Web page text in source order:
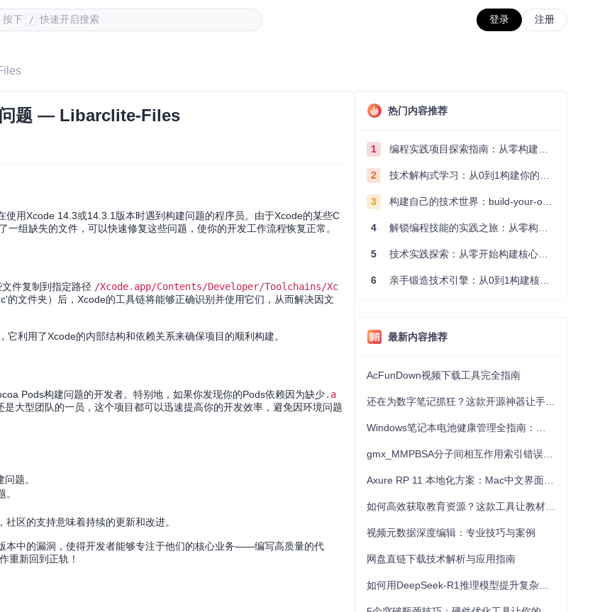
按下 / 快速开启搜索 登录 注册
问题 — Libarclite-Files
用Xcode 14.3或14.3.1版本时遇到构建问题的程序员。由于Xcode的某些C
组缺失的文件，可以快速修复这些问题，使你的开发工作流程恢复正常。
件复制到指定路径 /Xcode.app/Contents/Developer/Toolchains/Xc
的文件夹）后，Xcode的工具链将能够正确识别并使用它们，从而解决因文
利用了Xcode的内部结构和依赖关系来确保项目的顺利构建。
Pods构建问题的开发者。特别地，如果你发现你的Pods依赖因为缺少.a
大型团队的一员，这个项目都可以迅速提高你的开发效率，避免因环境问题
题。
区的支持意味着持续的更新和改进。
本中的漏洞，使得开发者能够专注于他们的核心业务——编写高质量的代
重新回到正轨！
热门内容推荐
1 编程实践项目探索指南：从零构建技术能力体系
2 技术解构式学习：从0到1构建你的编程知识体系
3 构建自己的技术世界：build-your-own-x项目的实践探索指南
4 解锁编程技能的实践之旅：从零构建你的技术世界
5 技术实践探索：从零开始构建核心系统的实践指南
6 亲手锻造技术引擎：从0到1构建核心系统的实践指南
最新内容推荐
AcFunDown视频下载工具完全指南
视频元数据深度编辑：专业技巧与案例
网盘直链下载技术解析与应用指南